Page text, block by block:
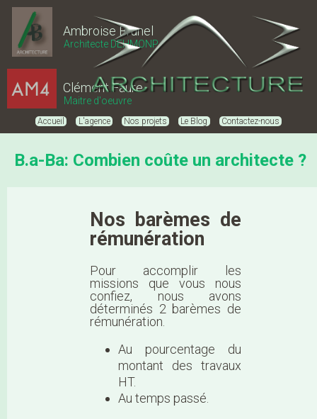
Ambroise Brunel
Architecte DEHMONP
Clément Faure
Maitre d'oeuvre
Accueil L'agence Nos projets Le Blog Contactez-nous
B.a-Ba: Combien coûte un architecte ?
Nos barèmes de
rémunération
Pour accomplir les
missions que vous nous
confiez, nous avons
déterminés 2 barèmes de
rémunération.
Au pourcentage du
montant des travaux
HT.
Au temps passé.